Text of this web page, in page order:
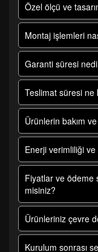
Özel ölçü ve
Montaj işlemleri
Garanti süresi
Teslimat süresi ne
Ürünlerin bakım
Enerji verimliliği
Fiyatlar ve ödeme
misiniz?
Ürünleriniz çevre
Kurulum sonrası